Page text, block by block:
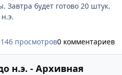
Завтра будет готово 20 штук.
146 просмотров0 комментариев
н.э. - Архивная